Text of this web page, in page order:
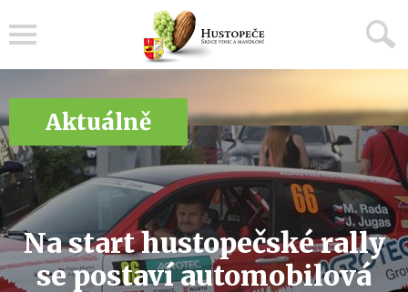
Aktuálně
Na start hustopečské rally
se postaví automobilová